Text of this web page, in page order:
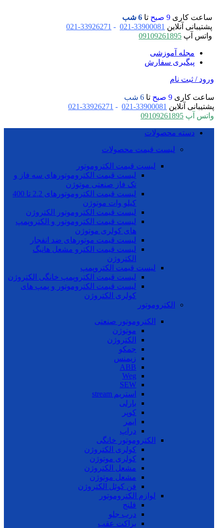
ساعت کاری 9 صبح تا 6 شب
پشتیبانی آنلاین 33900081-021
-
33926271-021
واتس آپ 09109261895
مجله آموزشی
پیگیری سفارش
ورود / ثبت نام
ساعت کاری 9 صبح تا 6 شب
پشتیبانی آنلاین 33900081-021
-
33926271-021
واتس آپ 09109261895
دسته محصولات
لیست قیمت محصولات
لیست قیمت الکتروموتور
لیست قیمت الکتروموتورهای سه فاز و
تک فاز صنعتی موتوژن
لیست قیمت الکتروموتورهای 2.2 تا 400
کیلو وات موتوژن
لیست قیمت الکتروموتور الکتروژن
لیست قیمت الکتروموتور و الکتروپمپ
های کولری موتوژن
لیست قیمت موتورهای ضد انفجار
لیست قیمت الکترو مشعل هانیگ
الکتروژن
لیست قیمت الکتروپمپ
لیست قیمت الکتروپمپ خانگی الکتروژن
لیست قیمت الکتروموتور و پمپ های
کولری الکتروژن
الکتروموتور
الکتروموتور صنعتی
موتوژن
الکتروژن
جمکو
زیمنس
ABB
Weg
SEW
استریم stream
بارلی
کوپر
ایمر
دراپ
الکتروموتور خانگی
کولری الکتروژن
کولری موتوژن
مشعل الکتروژن
مشعل موتوژن
فن کوئل الکتروژن
لوازم الکتروموتور
فلنج
درب جلو
براکت عقب